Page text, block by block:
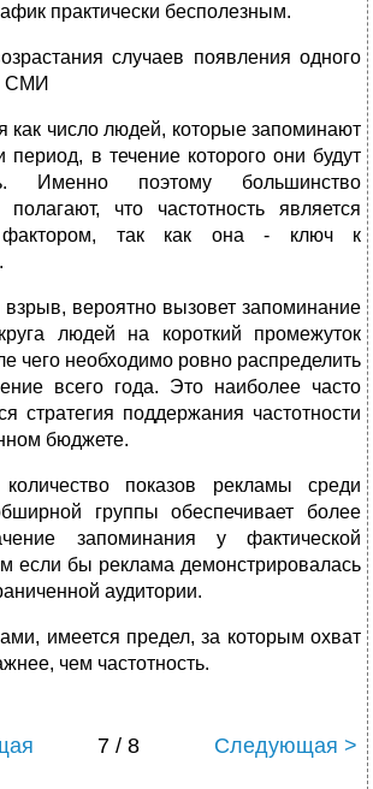
практически бесполезным.
случаев появления одного
СМИ
как число людей, которые запоминают
период, в течение которого они будут
Именно поэтому большинство
полагают, что частотность является
фактором, так как она - ключ к
вероятно вызовет запоминание
людей на короткий промежуток
чего необходимо ровно распределить
всего года. Это наиболее часто
стратегия поддержания частотности
бюджете.
показов рекламы среди
группы обеспечивает более
запоминания у фактической
если бы реклама демонстрировалась
аудитории.
имеется предел, за которым охват
чем частотность.
7 / 8 Следующая >